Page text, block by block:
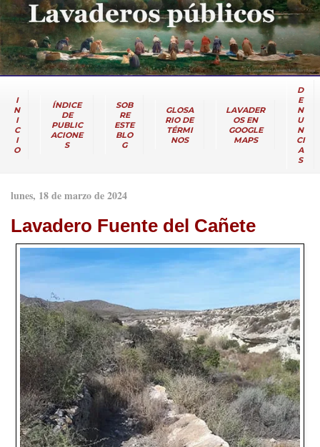
I
N
I
C
I
O
ÍNDICE
DE
PUBLIC
ACIONE
S
SOB
RE
ESTE
BLO
G
GLOSA
RIO DE
TÉRMI
NOS
LAVADER
OS EN
GOOGLE
MAPS
D
E
N
U
N
CI
A
S
lunes, 18 de marzo de 2024
Lavadero Fuente del Cañete